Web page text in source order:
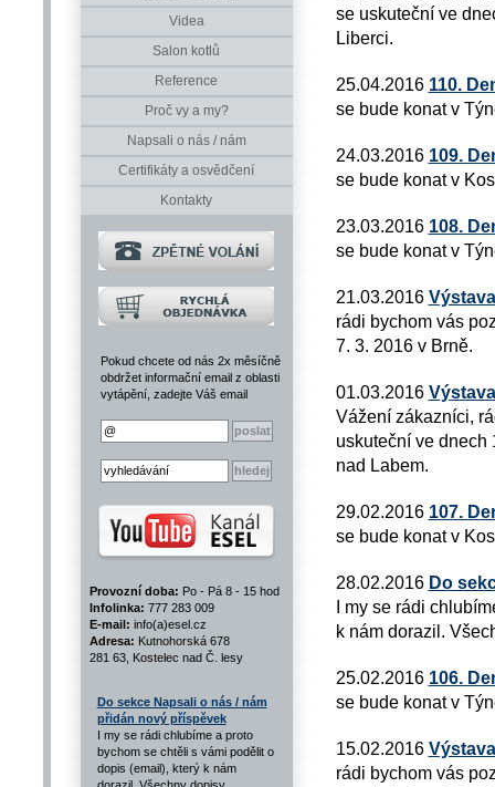
Videa
Salon kotlů
Reference
Proč vy a my?
Napsali o nás / nám
Certifikáty a osvědčení
Kontakty
Pokud chcete od nás 2x měsíčně
obdržet informační email z oblasti
vytápění, zadejte Váš email
Provozní doba: Po - Pá 8 - 15 hod
Infolinka: 777 283 009
E-mail: info(a)esel.cz
Adresa: Kutnohorská 678
281 63, Kostelec nad Č. lesy
Do sekce Napsali o nás / nám
přidán nový příspěvek
I my se rádi chlubíme a proto
bychom se chtěli s vámi podělit o
dopis (email), který k nám
se uskuteční ve
Liberci.
25.04.2016 110.
se bude konat v
24.03.2016 109.
se bude konat v
23.03.2016 108.
se bude konat v
21.03.2016
rádi bychom vás
7. 3. 2016 v Brně.
01.03.2016
Vážení zákazníci,
uskuteční ve dnech
nad Labem.
29.02.2016 107.
se bude konat v
28.02.2016 Do
I my se rádi
k nám dorazil.
25.02.2016 106.
se bude konat v
15.02.2016
rádi bychom vás